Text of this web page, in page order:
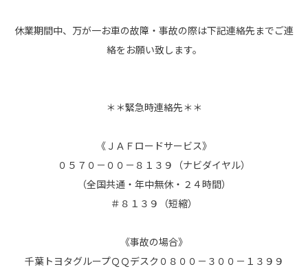
休業期間中、万が一お車の故障・事故の際は下記連絡先までご連
絡をお願い致します。
＊＊緊急時連絡先＊＊
《ＪＡＦロードサービス》
０５７０－００－８１３９（ナビダイヤル）
（全国共通・年中無休・２４時間）
＃８１３９（短縮）
《事故の場合》
千葉トヨタグループＱＱデスク ０８００－３００－１３９９